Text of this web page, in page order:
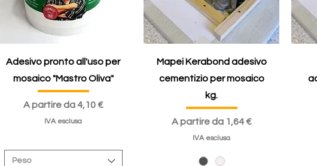
Adesivo pronto all'uso per
mosaico "Mastro Oliva"
A partire da4,10 €
Prezzo scontato
IVA esclusa
Peso
Mapei Kerabond adesivo
cementizio per mosaico
kg.
A partire da 1,64 €
Prezzo scontato
IVA esclusa